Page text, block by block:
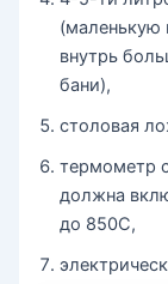
(маленькую
внутрь
бани),
столовая
термометр
должна
до 850С,